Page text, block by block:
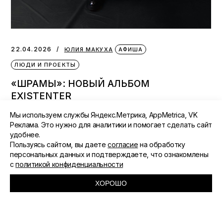
22.04.2026 ЮЛИЯ МАКУХА АФИША
ЛЮДИ И ПРОЕКТЫ
«ШРАМЫ»: НОВЫЙ АЛЬБОМ
EXISTENTER
Мы используем службы Яндекс.Метрика, AppMetrica, VK
Реклама. Это нужно для аналитики и помогает сделать сайт
удобнее.
Пользуясь сайтом, вы даетесогласие на обработку
персональных данных и подтверждаете, что ознакомлены
сполитикой конфиденциальности
ХОРОШО